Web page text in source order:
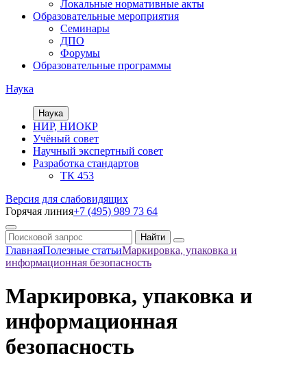
Локальные нормативные акты
Образовательные мероприятия
Семинары
ДПО
Форумы
Образовательные программы
Наука
Наука
НИР, НИОКР
Учёный совет
Научный экспертный совет
Разработка стандартов
ТК 453
Версия для слабовидящих
Горячая линия+7 (495) 989 73 64
ГлавнаяПолезные статьиМаркировка, упаковка и
информационная безопасность
Маркировка, упаковка и
информационная
безопасность